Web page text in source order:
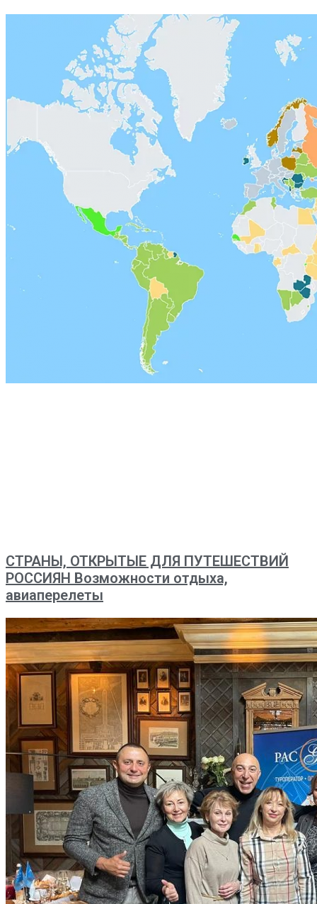
СТРАНЫ, ОТКРЫТЫЕ ДЛЯ ПУТЕШЕСТВИЙ
РОССИЯН Возможности отдыха,
авиаперелеты